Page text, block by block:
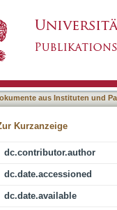
aus Instituten und
Kurzanzeige
dc.contributor.author
dc.date.accessioned
dc.date.available